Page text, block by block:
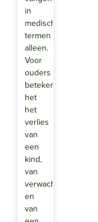
in
medische
termen
alleen.
Voor
ouders
betekent
het
het
verlies
van
een
kind,
van
verwachtingen
en
van